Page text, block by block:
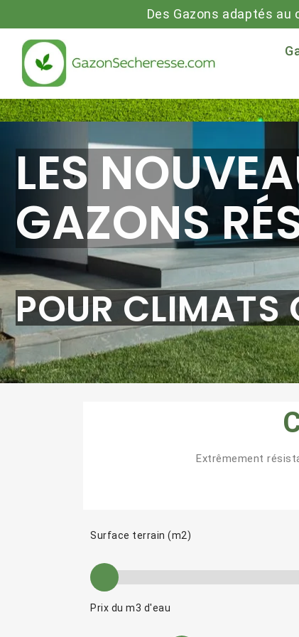
Des Gazons adaptés au
PAR LES
POUR LES
Extrêmement
Surface terrain (m2)
Prix du m3 d'eau